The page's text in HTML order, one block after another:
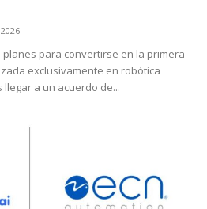
planes para convertirse en la primera
exclusivamente en robótica
a un acuerdo de...